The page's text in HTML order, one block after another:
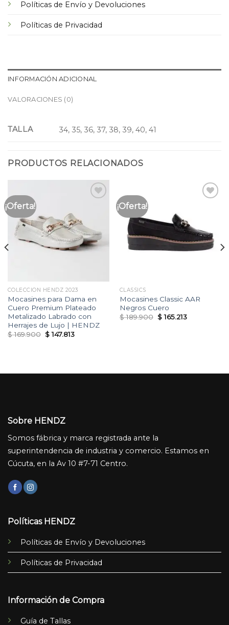
Políticas de Envío y Devoluciones
Políticas de Privacidad
INFORMACIÓN ADICIONAL
VALORACIONES (0)
TALLA 34, 35, 36, 37, 38, 39, 40, 41
PRODUCTOS RELACIONADOS
¡Oferta!
deseos
COLECCION HENDZ 2023
Mocasines para Dama en
Cuero Premium Plateado
Metalizado Labrado con
Herrajes de Lujo | HENDZ
$169.900 Original
price
$147.813Current
¡Oferta!
deseos
CLASSICS
Mocasines Classic AAR
Negros Cuero
$189.900 Original
price
$165.213Current
Sobre HENDZ
Somos fábrica y marca registrada ante la
superintendencia de industria y comercio. Estamos en
Cúcuta, en la Av 10 #7-71 Centro.
Políticas HENDZ
Políticas de Envío y Devoluciones
Políticas de Privacidad
Información de Compra
Guía de Tallas